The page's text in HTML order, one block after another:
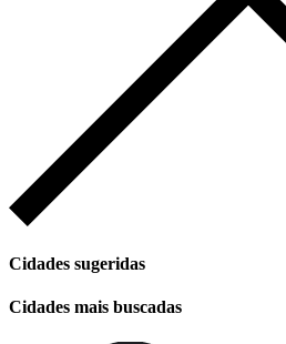
Cidades sugeridas
Cidades mais buscadas